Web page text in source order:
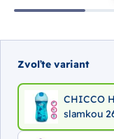
Zvoľte variant
CHICCO
slamkou